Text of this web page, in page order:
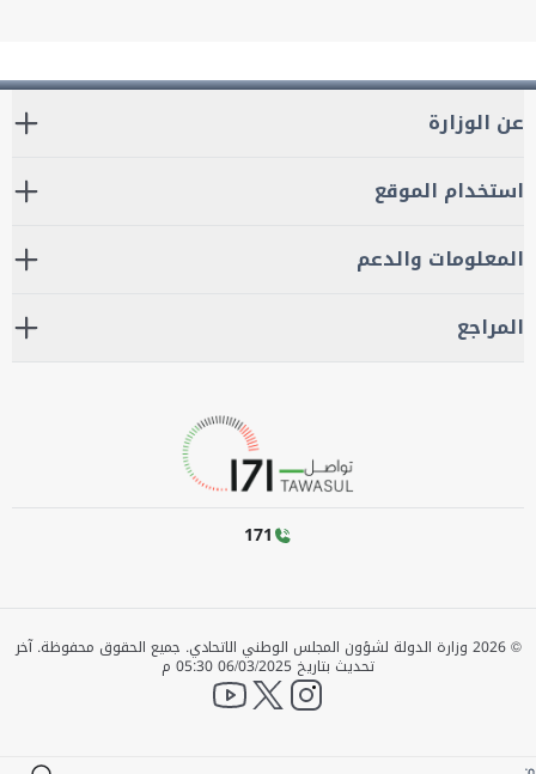
عن الوزارة
استخدام الموقع
المعلومات والدعم
المراجع
171
©
2026 وزارة الدولة لشؤون المجلس الوطني الاتحادي. جميع الحقوق محفوظة.آخر
تحديث بتاريخ 06/03/2025 05:30 م
instagram
twitter
YouTube